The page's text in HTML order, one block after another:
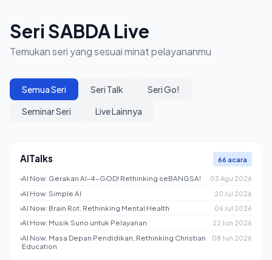
Seri SABDA Live
Temukan seri yang sesuai minat pelayananmu
Semua Seri Seri Talk
Seri Go!
Seminar Seri
Live Lainnya
AITalks 66 acara
›AI Now: Gerakan AI-4-GOD! Rethinking seBANGSA! 03 Agu 2026
›AI How: Simple AI 20 Jul 2026
›AI Now: Brain Rot, Rethinking Mental Health 06 Jul 2026
›AI How: Musik Suno untuk Pelayanan 22 Jun 2026
›AI Now: Masa Depan Pendidikan, Rethinking Christian
Education
08 Jun 2026